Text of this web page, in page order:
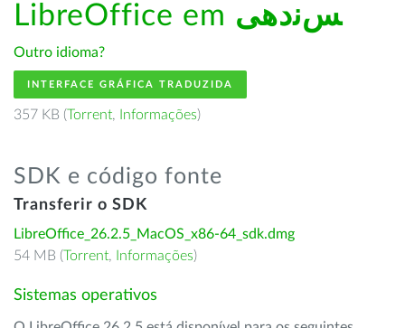
LibreOffice em ﺲﻧﺩھی
Outro idioma?
INTERFACE GRÁFICA TRADUZIDA
357 KB (Torrent, Informações)
SDK e código fonte
Transferir o SDK
LibreOffice_26.2.5_MacOS_x86-64_sdk.dmg
54 MB (Torrent, Informações)
Sistemas operativos